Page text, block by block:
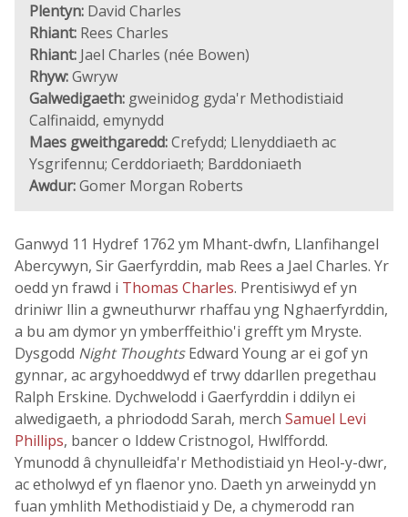
Plentyn: David Charles
Rhiant: Rees Charles
Rhiant: Jael Charles (née Bowen)
Rhyw:Gwryw
Galwedigaeth: gweinidog gyda'r Methodistiaid
Calfinaidd, emynydd
Maes gweithgaredd:Crefydd; Llenyddiaeth ac
Ysgrifennu; Cerddoriaeth; Barddoniaeth
Awdur:Gomer Morgan Roberts
Ganwyd 11 Hydref 1762 ym Mhant-dwfn, Llanfihangel
Abercywyn, Sir Gaerfyrddin, mab Rees a Jael Charles. Yr
oedd yn frawd i Thomas Charles. Prentisiwyd ef yn
driniwr llin a gwneuthurwr rhaffau yng Nghaerfyrddin,
a bu am dymor yn ymberffeithio'i grefft ym Mryste.
Dysgodd Night ThoughtsEdward Young ar ei gof yn
gynnar, ac argyhoeddwyd ef trwy ddarllen pregethau
Ralph Erskine. Dychwelodd i Gaerfyrddin i ddilyn ei
alwedigaeth, a phriododd Sarah, merch Samuel Levi
Phillips, bancer o Iddew Cristnogol, Hwlffordd.
Ymunodd â chynulleidfa'r Methodistiaid yn Heol-y-dwr,
ac etholwyd ef yn flaenor yno. Daeth yn arweinydd yn
fuan ymhlith Methodistiaid y De, a chymerodd ran